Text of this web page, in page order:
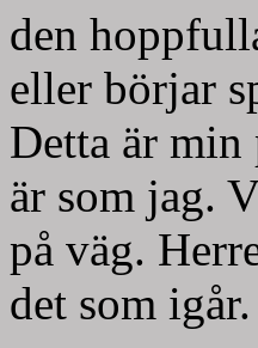
den
eller börjar
Detta är min
är som jag.
på väg.
det som igår.